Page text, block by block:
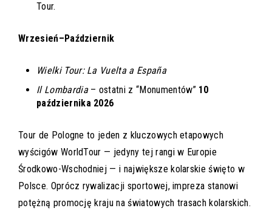
Tour.
Wrzesień–Październik
Wielki Tour: La Vuelta a España
Il Lombardia– ostatni z “Monumentów” 10
października 2026
Tour de Pologne to jeden z kluczowych etapowych
wyścigów WorldTour — jedyny tej rangi w Europie
Środkowo-Wschodniej — i największe kolarskie święto w
Polsce. Oprócz rywalizacji sportowej, impreza stanowi
potężną promocję kraju na światowych trasach kolarskich.